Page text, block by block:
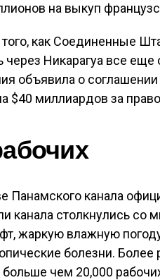
на выкуп
как Соединенные
через Никарагуа все
объявила о
$40 миллиардов за
Панамского канала
канала столкнулись со
жаркую влажную
болезни. Более
больше чем 20,000